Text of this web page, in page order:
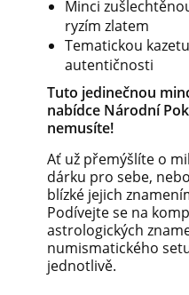
Minci
ryzím zlatem
Tematickou
autentičnosti
Tuto jedinečnou
nabídce Národní
nemusíte!
Ať už přemýšlíte o
dárku pro sebe,
blízké jejich
Podívejte se na
astrologických
numismatického
jednotlivě.